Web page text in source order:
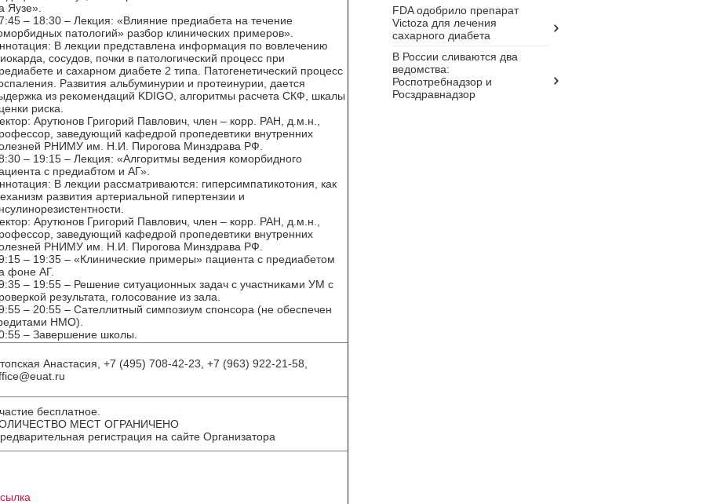
Яузе».
– 18:30 – Лекция: «Влияние предиабета на течение
патологий» разбор клинических примеров».
В лекции представлена информация по вовлечению
сосудов, почки в патологический процесс при
и сахарном диабете 2 типа. Патогенетический процесс
Развития альбуминурии и протеинурии, дается
из рекомендаций KDIGO, алгоритмы расчета СКФ, шкалы
риска.
Арутюнов Григорий Павлович, член – корр. РАН, д.м.н.,
заведующий кафедрой пропедевтики внутренних
РНИМУ им. Н.И. Пирогова Минздрава РФ.
– 19:15 – Лекция: «Алгоритмы ведения коморбидного
с предиабтом и АГ».
В лекции рассматриваются: гиперсимпатикотония, как
развития артериальной гипертензии и
Арутюнов Григорий Павлович, член – корр. РАН, д.м.н.,
заведующий кафедрой пропедевтики внутренних
РНИМУ им. Н.И. Пирогова Минздрава РФ.
– 19:35 – «Клинические примеры» пациента с предиабетом
фоне АГ.
– 19:55 – Решение ситуационных задач с участниками УМ с
результата, голосование из зала.
– 20:55 – Сателлитный симпозиум спонсора (не обеспечен
НМО).
– Завершение школы.
Анастасия, +7 (495) 708-42-23, +7 (963) 922-21-58,
бесплатное.
МЕСТ ОГРАНИЧЕНО
регистрация на сайте Организатора
FDA одобрило препарат
Victoza для лечения
сахарного диабета
В России сливаются два
ведомства:
Роспотребнадзор и
Росздравнадзор